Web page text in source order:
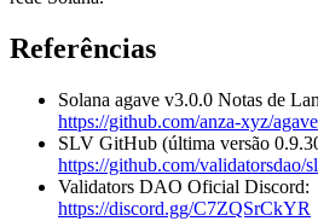
Referências
Solana agave v3.0.0 Notas de
https://github.com/anza-xyz/
SLV GitHub (última versão
https://github.com/validatorsdao/
Validators DAO Oficial Discord:
https://discord.gg/C7ZQSrCkYR